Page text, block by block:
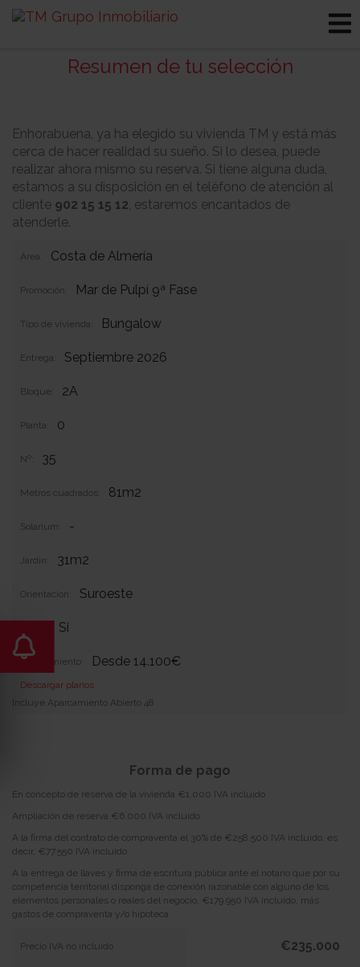
Resumen de tu selección
Enhorabuena, ya ha elegido su vivienda TM y está más
cerca de hacer realidad su sueño. Si lo desea, puede
realizar ahora mismo su reserva. Si tiene alguna duda,
estamos a su disposición en el teléfono de atención al
cliente 902 15 15 12, estaremos encantados de
atenderle.
Área: Costa de Almería
Promoción: Mar de Pulpí 9ª Fase
Tipo de vivienda: Bungalow
Entrega: Septiembre 2026
Bloque: 2A
Planta: 0
Nº: 35
Metros cuadrados: 81m2
Solarium: -
Jardin: 31m2
Orientacion: Suroeste
Si
Equipamiento: Desde 14.100€
Descargar planos
Incluye Aparcamiento Abierto 48
Forma de pago
En concepto de reserva de la vivienda €1.000 IVA incluido
Ampliación de reserva €6.000 IVA incluido
A la firma del contrato de compraventa el 30% de €258.500 IVA incluido, es
decir, €77.550 IVA incluido
A la entrega de llaves y firma de escritura pública ante el notario que por su
competencia territorial disponga de conexión razonable con alguno de los
elementos personales o reales del negocio, €179.950 IVA incluido, más
gastos de compraventa y/o hipoteca
Precio IVA no incluido €235.000